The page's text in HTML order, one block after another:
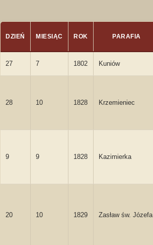
DZIEŃ MIESIĄC ROK PARAFIA
27 7 1802 Kuniów
28 10 1828 Krzemieniec
9 9 1828 Kazimierka
20 10 1829 Zasław św. Józefa